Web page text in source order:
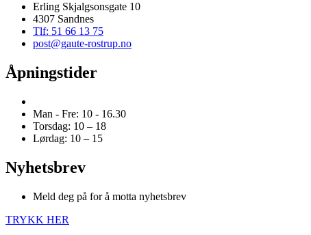
Erling Skjalgsonsgate 10
4307 Sandnes
Tlf: 51 66 13 75
post@gaute-rostrup.no
Åpningstider
Man - Fre: 10 - 16.30
Torsdag: 10 – 18
Lørdag: 10 – 15
Nyhetsbrev
Meld deg på for å motta nyhetsbrev
TRYKK HER